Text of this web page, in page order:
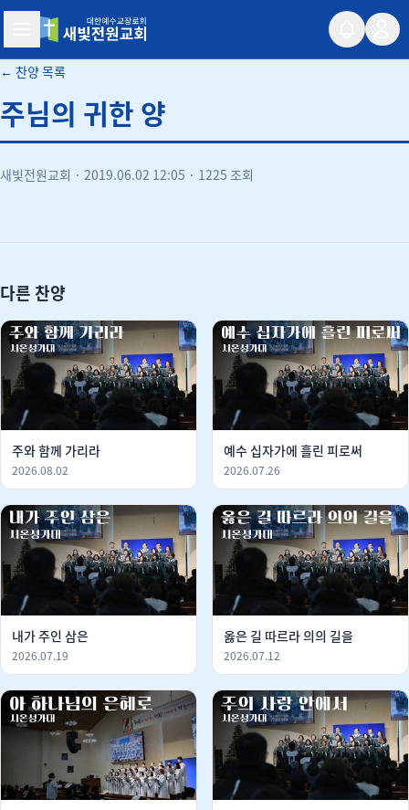
새빛전원교회
← 찬양 목록
주님의 귀한 양
새빛전원교회 · 2019.06.02 12:05 · 1225 조회
다른 찬양
주와 함께 가리라
2026.08.02
예수 십자가에 흘린 피로써
2026.07.26
내가 주인 삼은
2026.07.19
옳은 길 따르라 의의 길을
2026.07.12